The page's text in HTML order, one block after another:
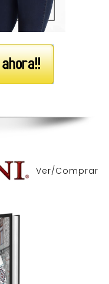
Ver/Comprar